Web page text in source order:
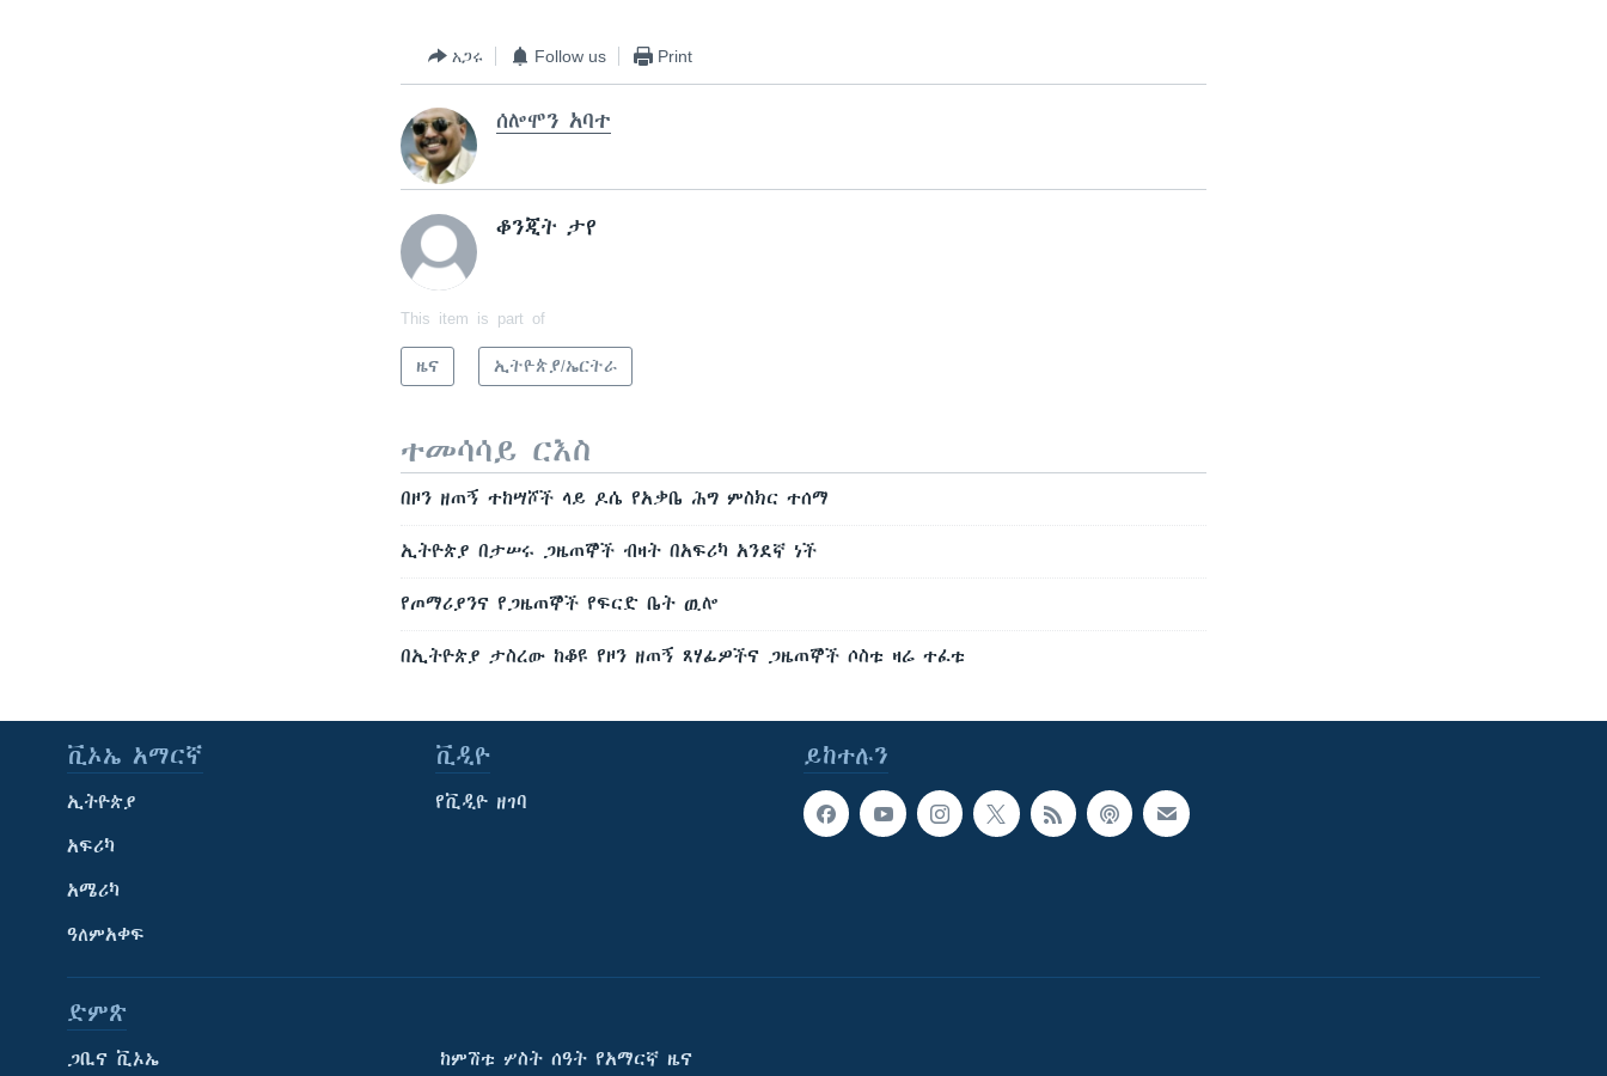
አጋሩ Follow us Print
ሰሎሞን አባተ
ቆንጂት ታየ
This item is part of
ዜና ኢትዮጵያ/ኤርትራ
ተመሳሳይ ርእስ
በዞን ዘጠኝ ተከሣሾች ላይ ዶሴ የአቃቤ ሕግ ምስክር ተሰማ
ኢትዮጵያ በታሠሩ ጋዜጠኞች ብዛት በአፍሪካ አንደኛ ነች
የጦማሪያንና የጋዜጠኞች የፍርድ ቤት ዉሎ
በኢትዮጵያ ታስረው ከቆዩ የዞን ዘጠኝ ጸሃፊዎችና ጋዜጠኞች ሶስቱ ዛሬ ተፈቱ
ይከተሉን
ቪኦኤ አማርኛ
ኢትዮጵያ
አፍሪካ
አሜሪካ
ዓለምአቀፍ
ቪዲዮ
የቪዲዮ ዘገባ
ድምጽ
ጋቢና ቪኦኤ ከምሽቱ ሦስት ሰዓት የአማርኛ ዜና